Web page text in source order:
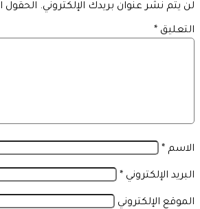
لن يتم نشر عنوان بريدك الإلكتروني. الحقول
التعليق *
الاسم *
البريد الإلكتروني *
الموقع الإلكتروني